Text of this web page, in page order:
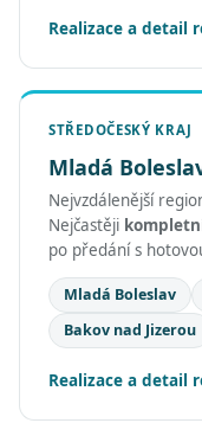
Realizace a detail
STŘEDOČESKÝ KRAJ
Mladá
Nejvzdálenější
Nejčastěji
po předání s
Mladá Boleslav
Bakov nad Jizerou
Realizace a detail